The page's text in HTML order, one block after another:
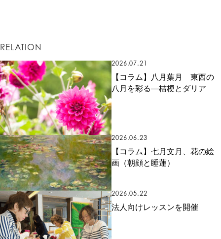
RELATION
2026.07.21
【コラム】八月葉月 東西の
八月を彩る―桔梗とダリア
2026.06.23
【コラム】七月文月、花の絵
画（朝顔と睡蓮）
2026.05.22
法人向けレッスンを開催